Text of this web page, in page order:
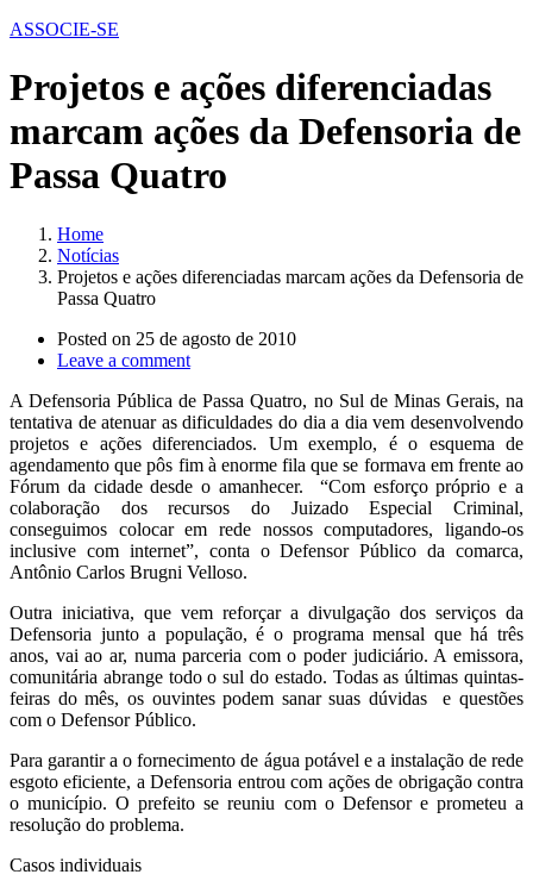
ASSOCIE-SE
Projetos e ações diferenciadas
marcam ações da Defensoria de
Passa Quatro
Home
Notícias
Projetos e ações diferenciadas marcam ações da Defensoria de
Passa Quatro
Posted on 25 de agosto de 2010
Leave a comment
A Defensoria Pública de Passa Quatro, no Sul de Minas Gerais, na
tentativa de atenuar as dificuldades do dia a dia vem desenvolvendo
projetos e ações diferenciados. Um exemplo, é o esquema de
agendamento que pôs fim à enorme fila que se formava em frente ao
Fórum da cidade desde o amanhecer. “Com esforço próprio e a
colaboração dos recursos do Juizado Especial Criminal,
conseguimos colocar em rede nossos computadores, ligando-os
inclusive com internet”, conta o Defensor Público da comarca,
Antônio Carlos Brugni Velloso.
Outra iniciativa, que vem reforçar a divulgação dos serviços da
Defensoria junto a população, é o programa mensal que há três
anos, vai ao ar, numa parceria com o poder judiciário. A emissora,
comunitária abrange todo o sul do estado. Todas as últimas quintas-
feiras do mês, os ouvintes podem sanar suas dúvidas e questões
com o Defensor Público.
Para garantir a o fornecimento de água potável e a instalação de rede
esgoto eficiente, a Defensoria entrou com ações de obrigação contra
o município. O prefeito se reuniu com o Defensor e prometeu a
resolução do problema.
Casos individuais